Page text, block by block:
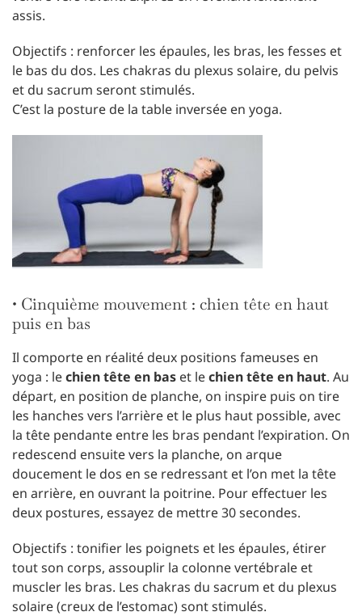
assis.
Objectifs : renforcer les épaules, les bras, les fesses et
le bas du dos. Les chakras du plexus solaire, du pelvis
et du sacrum seront stimulés.
C’est la posture de la table inversée en yoga.
• Cinquième mouvement : chien tête en haut
puis en bas
Il comporte en réalité deux positions fameuses en
yoga : lechien tête en bas et lechien tête en haut. Au
départ, en position de planche, on inspire puis on tire
les hanches vers l’arrière et le plus haut possible, avec
la tête pendante entre les bras pendant l’expiration. On
redescend ensuite vers la planche, on arque
doucement le dos en se redressant et l’on met la tête
en arrière, en ouvrant la poitrine. Pour effectuer les
deux postures, essayez de mettre 30 secondes.
Objectifs : tonifier les poignets et les épaules, étirer
tout son corps, assouplir la colonne vertébrale et
muscler les bras. Les chakras du sacrum et du plexus
solaire (creux de l’estomac) sont stimulés.